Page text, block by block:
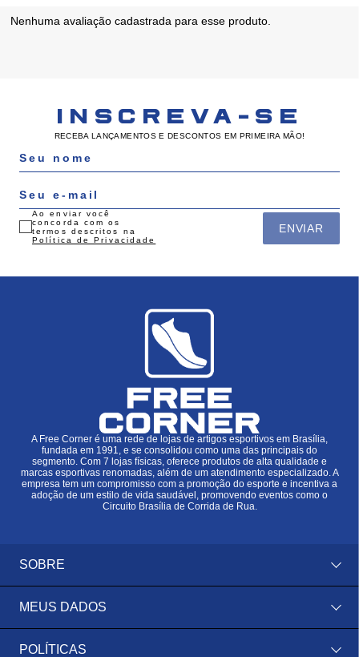
Nenhuma avaliação cadastrada para esse produto.
INSCREVA-SE
RECEBA LANÇAMENTOS E DESCONTOS EM PRIMEIRA MÃO!
ENVIAR
Ao enviar você
concorda com os
termos descritos na
Política de Privacidade
A Free Corner é uma rede de lojas de artigos esportivos em Brasília,
fundada em 1991, e se consolidou como uma das principais do
segmento. Com 7 lojas físicas, oferece produtos de alta qualidade e
marcas esportivas renomadas, além de um atendimento especializado. A
empresa tem um compromisso com a promoção do esporte e incentiva a
adoção de um estilo de vida saudável, promovendo eventos como o
Circuito Brasília de Corrida de Rua.
SOBRE
MEUS DADOS
POLÍTICAS